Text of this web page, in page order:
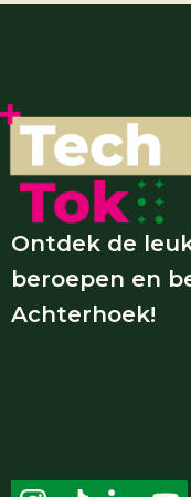
Ontdek de
beroepen en
Achterhoek!